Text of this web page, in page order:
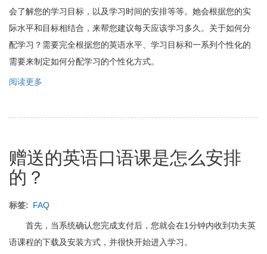
学
习
功
夫
英
会了解您的学习目标，以及学习时间的安排等等。她会根据您的实
际水平和目标相结合，来帮您建议每天应该学习多久。关于如何分
配学习？需要完全根据您的英语水平、学习目标和一系列个性化的
需要来制定如何分配学习的个性化方式。
阅读更多
天
学
习
如
何
配
学
赠送的英语口语课是怎么安排
的？
标签 FAQ
首先，当系统确认您完成支付后，您就会在1分钟内收到功夫英
语课程的下载及安装方式，并很快开始进入学习。